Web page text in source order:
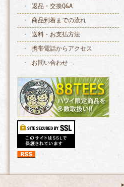
返品・交換Q&A
商品到着までの流れ
送料・お支払方法
携帯電話からアクセス
お問い合わせ